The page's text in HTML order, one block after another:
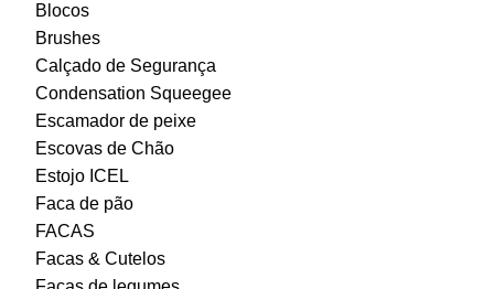
Blocos
Brushes
Calçado de Segurança
Condensation Squeegee
Escamador de peixe
Escovas de Chão
Estojo ICEL
Faca de pão
FACAS
Facas & Cutelos